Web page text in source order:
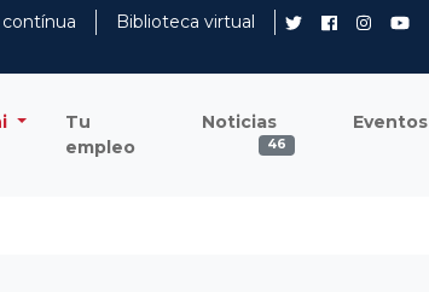
Biblioteca virtual
Tu
empleo
Noticias
46
Eventos